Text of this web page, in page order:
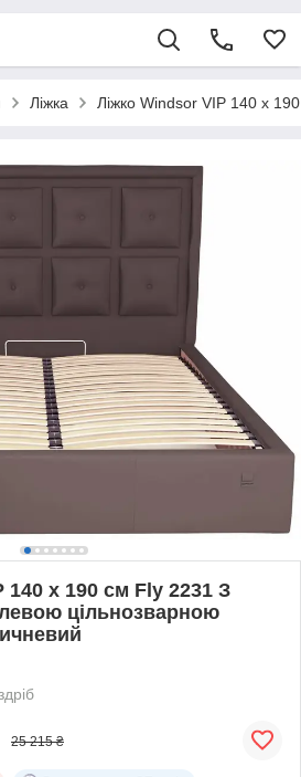
Ліжка Ліжко Windsor VIP 140 х
140 х 190 см Fly 2231 З
цільнозварною
25 215 ₴